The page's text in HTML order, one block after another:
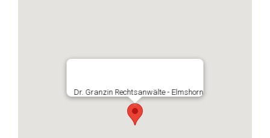
Dr. Granzin Rechtsanwälte - Elmshorn